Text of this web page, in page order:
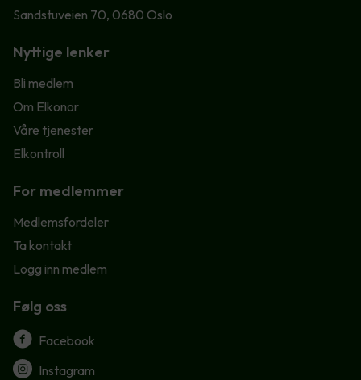
Sandstuveien 70, 0680 Oslo
Nyttige lenker
Bli medlem
Om Elkonor
Våre tjenester
Elkontroll
For medlemmer
Medlemsfordeler
Ta kontakt
Logg inn medlem
Følg oss
Facebook
Instagram